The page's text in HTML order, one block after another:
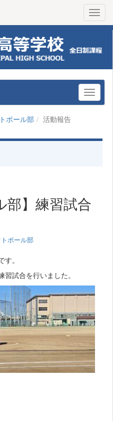
ボール部 活動報告
部】練習試合
トボール部
す。
習試合を行いました。